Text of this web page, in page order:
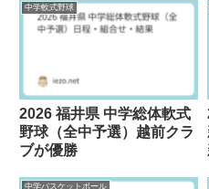
中学軟式野球
2026 福井県 中学総体軟式
野球（全中予選）越前クラ
ブが優勝
中学バスケットボール